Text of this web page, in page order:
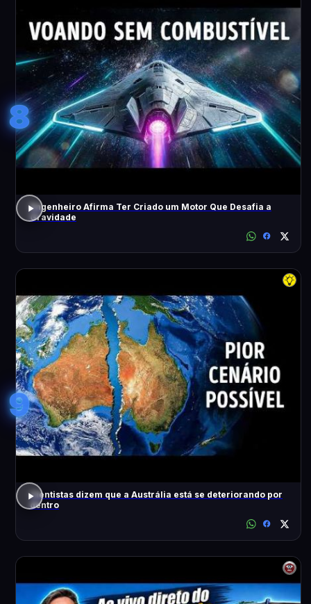
8
Engenheiro Afirma Ter Criado um Motor Que Desafia a
Gravidade
9
Cientistas dizem que a Austrália está se deteriorando por
dentro